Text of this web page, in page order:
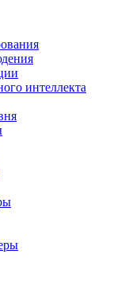
интеллекта